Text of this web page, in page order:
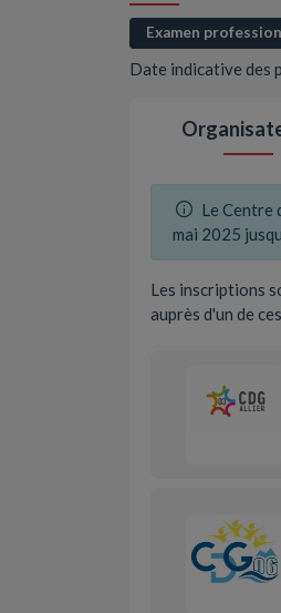
Examen
Date indicative des
Le Centre
mai 2025
Les inscriptions
auprès d'un de